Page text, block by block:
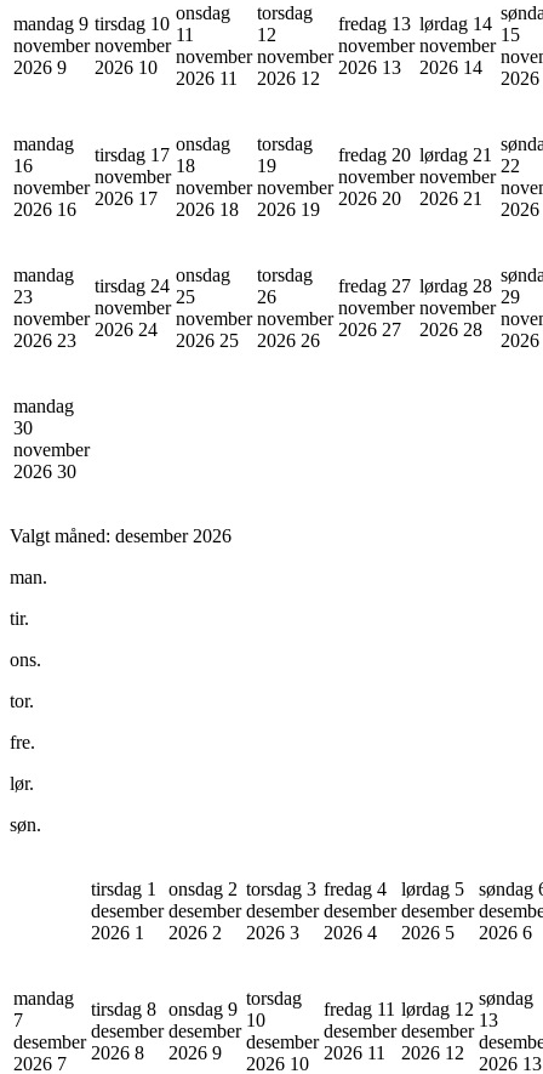
mandag 9
november
2026 9
tirsdag 10
november
2026 10
onsdag
11
november
2026 11
torsdag
12
november
2026 12
fredag 13
november
2026 13
lørdag 14
november
2026 14
15
2026
mandag
16
november
2026 16
tirsdag 17
november
2026 17
onsdag
18
november
2026 18
torsdag
19
november
2026 19
fredag 20
november
2026 20
lørdag 21
november
2026 21
22
2026
mandag
23
november
2026 23
tirsdag 24
november
2026 24
onsdag
25
november
2026 25
torsdag
26
november
2026 26
fredag 27
november
2026 27
lørdag 28
november
2026 28
29
2026
mandag
30
november
2026 30
Valgt måned: desember 2026
man.
tir.
ons.
tor.
fre.
lør.
søn.
tirsdag 1
desember
2026 1
onsdag 2
desember
2026 2
torsdag 3
desember
2026 3
fredag 4
desember
2026 4
lørdag 5
desember
2026 5
søndag
2026 6
mandag
7
desember
2026 7
tirsdag 8
desember
2026 8
onsdag 9
desember
2026 9
torsdag
10
desember
2026 10
fredag 11
desember
2026 11
lørdag 12
desember
2026 12
søndag
13
2026 13